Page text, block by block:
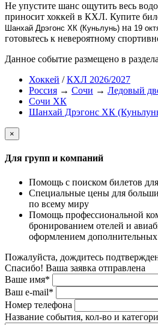
Не упустите шанс ощутить весь
приносит хоккей в КХЛ. Купите
Шанхай Дрэгонс ХК (Куньлунь) на 19
готовьтесь к невероятному
Данное событие размещено в
Хоккей /КХЛ 2026/2027
Россия → Сочи → Ледовый
Сочи ХК
Шанхай Дрэгонс ХК
×
Для групп и компаний
Помощь с поиском билетов
Специальные цены для
по всему миру
Помощь профессиональной
бронированием отелей и
оформлением
Пожалуйста, дождитесь
Спасибо! Ваша заявка отправлена
Ваше имя*
Ваш e-mail*
Номер телефона
Название события, кол-во и